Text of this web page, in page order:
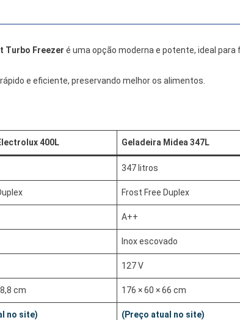
Turbo Freezer é uma opção moderna e potente, ideal para
e eficiente, preservando melhor os alimentos.
400L Geladeira Midea 347L
347 litros
Frost Free Duplex
A++
Inox escovado
127 V
cm 176 × 60 × 66 cm
no site) (Preço atual no site)